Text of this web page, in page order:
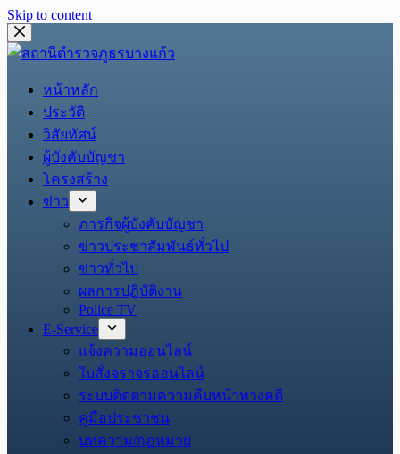
Skip to content
หน้าหลัก
ประวัติ
วิสัยทัศน์
ผู้บังคับบัญชา
โครงสร้าง
ข่าว
ภารกิจผู้บังคับบัญชา
ข่าวประชาสัมพันธ์ทั่วไป
ข่าวทั่วไป
ผลการปฏิบัติงาน
Police TV
E-Service
แจ้งความออนไลน์
ใบสั่งจราจรออนไลน์
ระบบติดตามความคืบหน้าทางคดี
คู่มือประชาชน
บทความ/กฎหมาย